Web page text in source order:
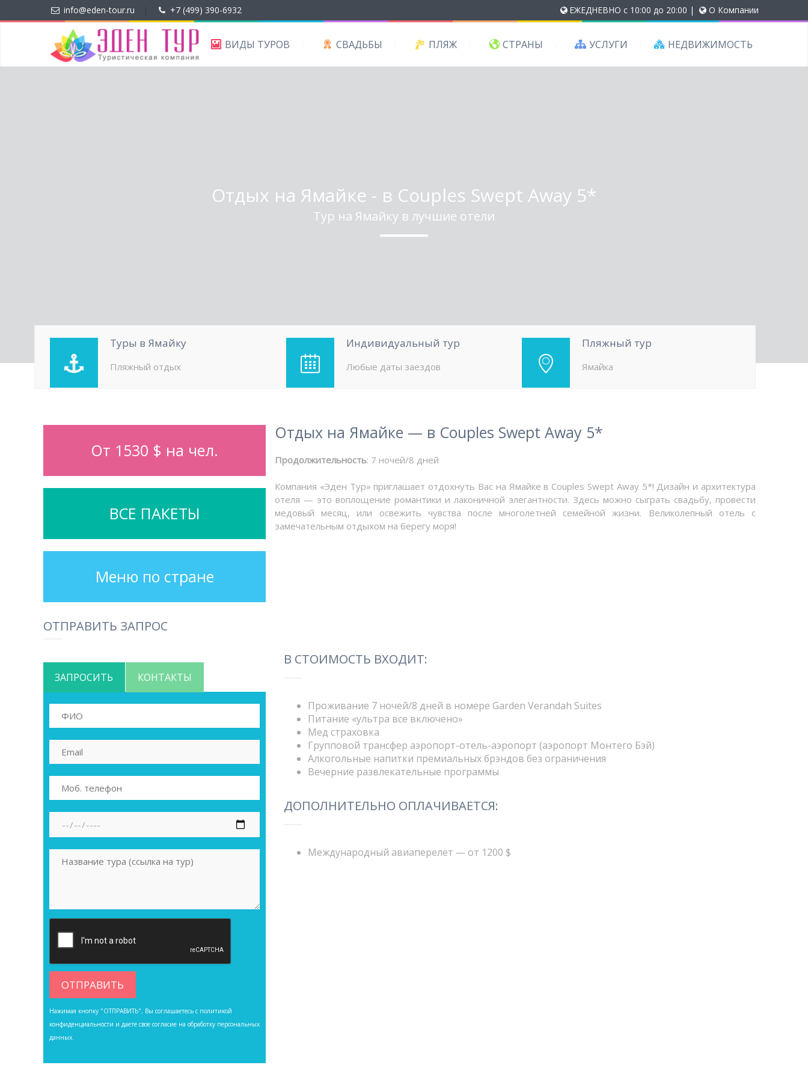
info@eden-tour.ru +7 (499) 390-6932 ЕЖЕДНЕВНО с 10:00 до 20:00 | О Компании
ВИДЫ ТУРОВ СВАДЬБЫ ПЛЯЖ СТРАНЫ УСЛУГИ НЕДВИЖИМОСТЬ
Отдых на Ямайке - в Couples Swept Away 5*
Тур на Ямайку в лучшие отели
Туры в Ямайку
Пляжный отдых
Индивидуальный тур
Любые даты заездов
Пляжный тур
Ямайка
От 1530 $ на чел.
ВСЕ ПАКЕТЫ
Меню по стране
Отдых на Ямайке — в Couples Swept Away 5*
Продолжительность: 7 ночей/8 дней
Компания «Эден Тур» приглашает отдохнуть Вас на Ямайке в Couples Swept Away 5*! Дизайн и архитектура
отеля — это воплощение романтики и лаконичной элегантности. Здесь можно сыграть свадьбу, провести
медовый месяц, или освежить чувства после многолетней семейной жизни. Великолепный отель с
замечательным отдыхом на берегу моря!
ОТПРАВИТЬ ЗАПРОС
ЗАПРОСИТЬ КОНТАКТЫ
Нажимая кнопку "ОТПРАВИТЬ", Вы соглашаетесь с политикой
конфиденциальности и даете свое согласие на обработку персональных
данных.
В СТОИМОСТЬ ВХОДИТ:
Проживание 7 ночей/8 дней в номере Garden Verandah Suites
Питание «ультра все включено»
Мед страховка
Групповой трансфер аэропорт-отель-аэропорт (аэропорт Монтего Бэй)
Алкогольные напитки премиальных брэндов без ограничения
Вечерние развлекательные программы
ДОПОЛНИТЕЛЬНО ОПЛАЧИВАЕТСЯ:
Международный авиаперелет — от 1200 $